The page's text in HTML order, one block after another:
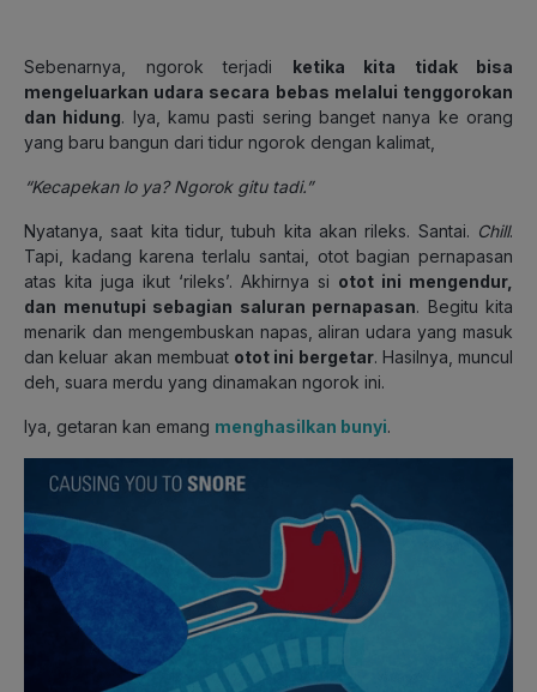
Sebenarnya, ngorok terjadi ketika kita tidak bisa
mengeluarkan udara secara bebas melalui tenggorokan
dan hidung. Iya, kamu pasti sering banget nanya ke orang
yang baru bangun dari tidur ngorok dengan kalimat,
“Kecapekan lo ya? Ngorok gitu tadi.”
Nyatanya, saat kita tidur, tubuh kita akan rileks. Santai. Chill.
Tapi, kadang karena terlalu santai, otot bagian pernapasan
atas kita juga ikut ‘rileks’. Akhirnya si otot ini mengendur,
dan menutupi sebagian saluran pernapasan. Begitu kita
menarik dan mengembuskan napas, aliran udara yang masuk
dan keluar akan membuat otot ini bergetar. Hasilnya, muncul
deh, suara merdu yang dinamakan ngorok ini.
Iya, getaran kan emang menghasilkan bunyi.